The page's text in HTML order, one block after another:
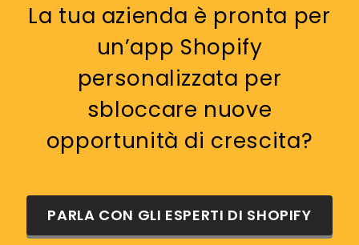
La tua azienda è pronta per
un’app Shopify
personalizzata per
sbloccare nuove
opportunità di crescita?
PARLA CON GLI ESPERTI DI SHOPIFY